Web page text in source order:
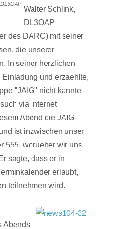
Walter Schlink,
DL3OAP
des DARC) mit seiner
die unserer
In seiner herzlichen
Einladung und erzaehlte,
"JAIG" nicht kannte
via Internet
Abend die JAIG-
ist inzwischen unser
555, worueber wir uns
sagte, dass er in
erlaubt,
teilnehmen wird.
Abends